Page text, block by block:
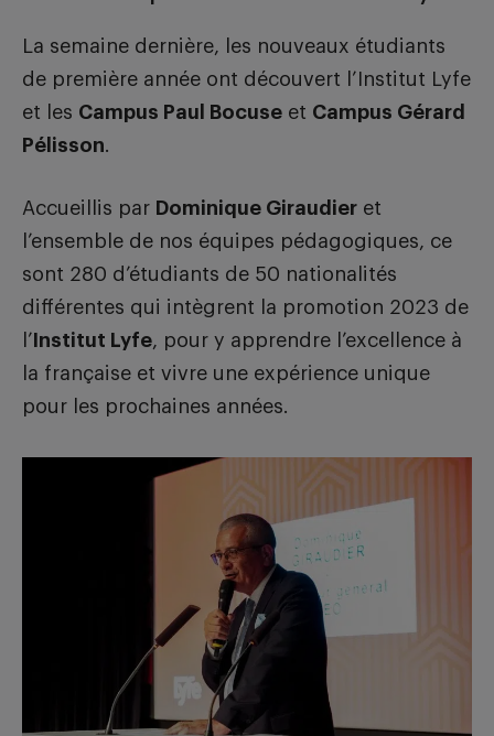
FAIRE UN DON
La semaine dernière, les nouveaux étudiants
de première année ont découvert l’Institut Lyfe
et les Campus Paul Bocuse et Campus Gérard
Pélisson.
Accueillis par Dominique Giraudier et
l’ensemble de nos équipes pédagogiques, ce
sont 280 d’étudiants de 50 nationalités
différentes qui intègrent la promotion 2023 de
l’ Institut Lyfe, pour y apprendre l’excellence à
la française et vivre une expérience unique
pour les prochaines années.